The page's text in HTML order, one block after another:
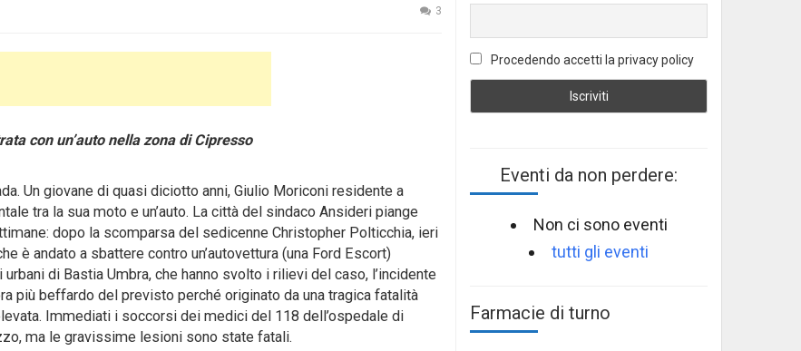
3
con un’auto nella zona di Cipresso
Un giovane di quasi diciotto anni, Giulio Moriconi residente a
tra la sua moto e un’auto. La città del sindaco Ansideri piange
dopo la scomparsa del sedicenne Christopher Polticchia, ieri
è andato a sbattere contro un’autovettura (una Ford Escort)
di Bastia Umbra, che hanno svolto i rilievi del caso, l’incidente
più beffardo del previsto perché originato da una tragica fatalità
Immediati i soccorsi dei medici del 118 dell’ospedale di
ma le gravissime lesioni sono state fatali.
Procedendo accetti la privacy policy
Eventi da non perdere:
Non ci sono eventi
tutti gli eventi
Farmacie di turno